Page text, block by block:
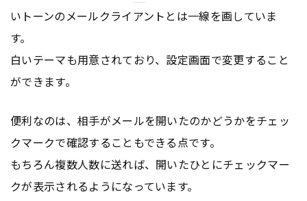
いトーンのメールクライアントとは一線を画していま
す。
白いテーマも用意されており、設定画面で変更すること
ができます。
便利なのは、相手がメールを開いたのかどうかをチェッ
クマークで確認することもできる点です。
もちろん複数人数に送れば、開いたひとにチェックマー
クが表示されるようになっています。